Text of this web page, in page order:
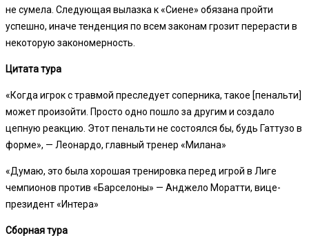
не сумела. Следующая вылазка к «Сиене» обязана пройти
успешно, иначе тенденция по всем законам грозит перерасти в
некоторую закономерность.
Цитата тура
«Когда игрок с травмой преследует соперника, такое [пенальти]
может произойти. Просто одно пошло за другим и создало
цепную реакцию. Этот пенальти не состоялся бы, будь Гаттузо в
форме», — Леонардо, главный тренер «Милана»
«Думаю, это была хорошая тренировка перед игрой в Лиге
чемпионов против «Барселоны» — Анджело Моратти, вице-
президент «Интера»
Сборная тура